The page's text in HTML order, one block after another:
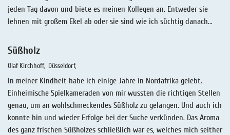
jeden Tag davon und biete es meinen Kollegen an. Entweder sie
lehnen mit großem Ekel ab oder sie sind wie ich süchtig danach...
Süßholz
Olaf Kirchhoff Düsseldorf
In meiner Kindheit habe ich einige Jahre in Nordafrika gelebt.
Einheimische Spielkameraden von mir wussten die richtigen Stellen
genau, um an wohlschmeckendes Süßholz zu gelangen. Und auch ich
konnte hin und wieder Erfolge bei der Suche verkünden. Das Aroma
des ganz frischen Süßholzes schließlich war es, welches mich seither